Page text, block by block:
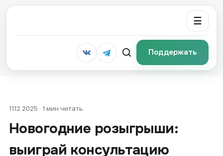
☰
Поддержать
11.12.2025 · 1 мин читать
Новогодние розыгрыши:
выиграй консультацию